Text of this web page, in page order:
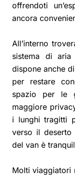
offrendoti
ancora
All’interno
sistema di
dispone anche
per restare
spazio per le
maggiore
i lunghi tragitti
verso il
del van è
Molti viaggiatori